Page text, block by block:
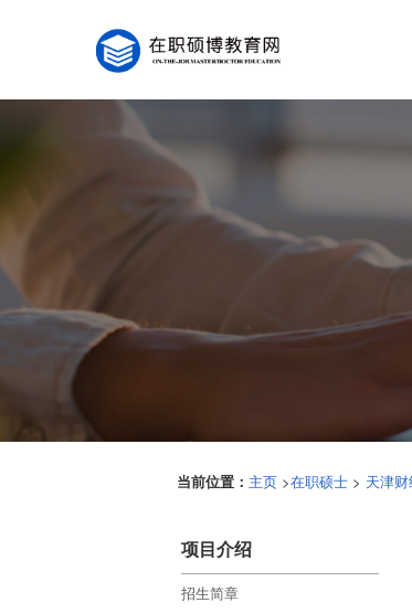
当前位置： 主页>在职硕士> 天津
项目介绍
招生简章